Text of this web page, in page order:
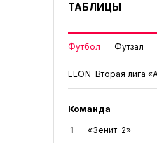
ТАБЛИЦЫ
Футбол Футзал
LEON-Вторая лига
Команда
1 «Зенит-2»